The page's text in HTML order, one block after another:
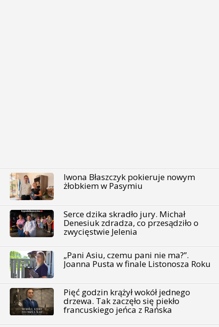
Iwona Błaszczyk pokieruje nowym
żłobkiem w Pasymiu
Serce dzika skradło jury. Michał
Denesiuk zdradza, co przesądziło o
zwycięstwie Jelenia
„Pani Asiu, czemu pani nie ma?”.
Joanna Pusta w finale Listonosza Roku
Pięć godzin krążył wokół jednego
drzewa. Tak zaczęło się piekło
francuskiego jeńca z Rańska